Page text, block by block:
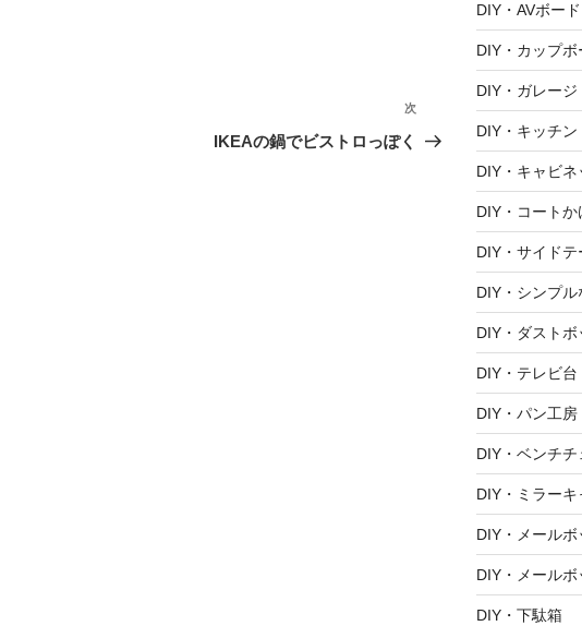
次
の
次
IKEAの鍋でビストロっぽく
DIY・AVボード
DIY・カップボ
DIY・ガレージ
DIY・キッチン
DIY・キャビネ
DIY・コートか
DIY・サイドテ
DIY・シンプ
DIY・ダストボ
DIY・テレビ台
DIY・パン工房
DIY・ベンチチ
DIY・ミラー
DIY・メールボ
DIY・メール
DIY・下駄箱